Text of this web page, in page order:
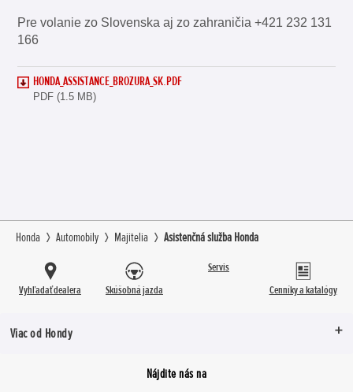
Pre volanie zo Slovenska aj zo zahraničia +421 232 131
166
HONDA_ASSISTANCE_BROZURA_SK.PDF
PDF (1.5 MB)
Honda Automobily Majitelia Asistenčná služba Honda
Vyhľadať dealera Skúšobná jazda
Servis
Cenníky a katalógy
Viac od Hondy
Nájdite nás na